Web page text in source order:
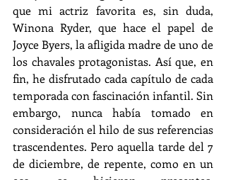
que mi actriz favorita es, sin duda,
Winona Ryder, que hace el papel de
Joyce Byers, la afligida madre de uno de
los chavales protagonistas. Así que, en
fin, he disfrutado cada capítulo de cada
temporada con fascinación infantil. Sin
embargo, nunca había tomado en
consideración el hilo de sus referencias
trascendentes. Pero aquella tarde del 7
de diciembre, de repente, como en un